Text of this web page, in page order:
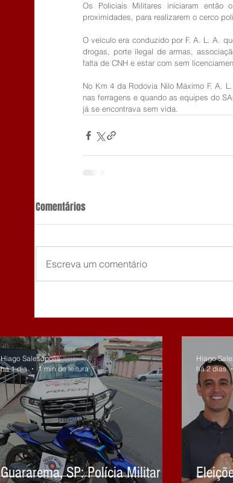
Os Policiais Militares iniciaram então
proximidades, para realizarem o cerco
O veículo era conduzido por F. A. L. A.
drogas, porte ilegal de armas,
falta de CNH e estar com sem
No Km 4 da Rodovia Nilo Máximo F. A.
nas ferragens e quando as equipes do
já se encontrava sem vida.
Comentários
Escreva um comentário
Guararema, SP: Polícia Militar
Hiago Salesópolis
há 1 dia
1 min de leitura
Hiago
há 2 dias